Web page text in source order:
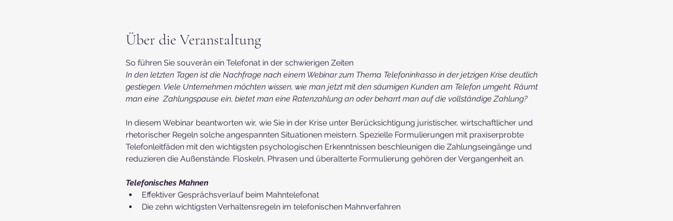
Über die Veranstaltung
So führen Sie souverän ein Telefonat in der schwierigen Zeiten
In den letzten Tagen ist die Nachfrage nach einem Webinar zum Thema Telefoninkasso in der jetzigen Krise deutlich
gestiegen. Viele Unternehmen möchten wissen, wie man jetzt mit den säumigen Kunden am Telefon umgeht. Räumt
man eine  Zahlungspause ein, bietet man eine Ratenzahlung an oder beharrt man auf die vollständige Zahlung?
In diesem Webinar beantworten wir, wie Sie in der Krise unter Berücksichtigung juristischer, wirtschaftlicher und
rhetorischer Regeln solche angespannten Situationen meistern. Spezielle Formulierungen mit praxiserprobte
Telefonleitfäden mit den wichtigsten psychologischen Erkenntnissen beschleunigen die Zahlungseingänge und
reduzieren die Außenstände. Floskeln, Phrasen und überalterte Formulierung gehören der Vergangenheit an.
Telefonisches Mahnen
Effektiver Gesprächsverlauf beim Mahntelefonat
Die zehn wichtigsten Verhaltensregeln im telefonischen Mahnverfahren